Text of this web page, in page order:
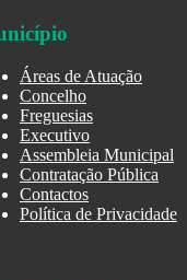
Áreas de Atuação
Concelho
Freguesias
Executivo
Assembleia Municipal
Contratação Pública
Contactos
Política de Privacidade